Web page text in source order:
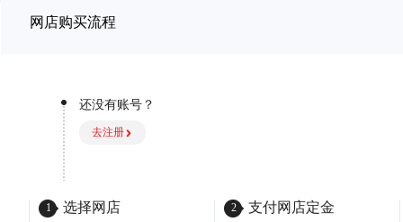
网店购买流程
1 选择网店
还没有账号？
去注册
2 支付网店定金